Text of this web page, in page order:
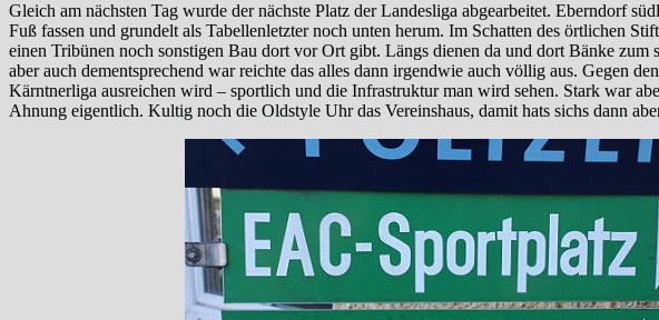
Gleich am nächsten Tag wurde der nächste Platz der Landesliga abgearbeitet. Eberndorf
Fuß fassen und grundelt als Tabellenletzter noch unten herum. Im Schatten des örtlichen
einen Tribünen noch sonstigen Bau dort vor Ort gibt. Längs dienen da und dort Bänke
aber auch dementsprechend war reichte das alles dann irgendwie auch völlig aus. Gegen
Kärntnerliga ausreichen wird – sportlich und die Infrastruktur man wird sehen. Stark war
Ahnung eigentlich. Kultig noch die Oldstyle Uhr das Vereinshaus, damit hats sichs dann